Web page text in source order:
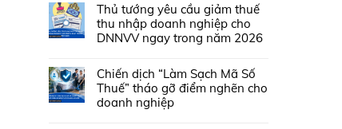
Thủ tướng yêu cầu giảm thuế
thu nhập doanh nghiệp cho
DNNVV ngay trong năm 2026
Chiến dịch “Làm Sạch Mã Số
Thuế” tháo gỡ điểm nghẽn cho
doanh nghiệp